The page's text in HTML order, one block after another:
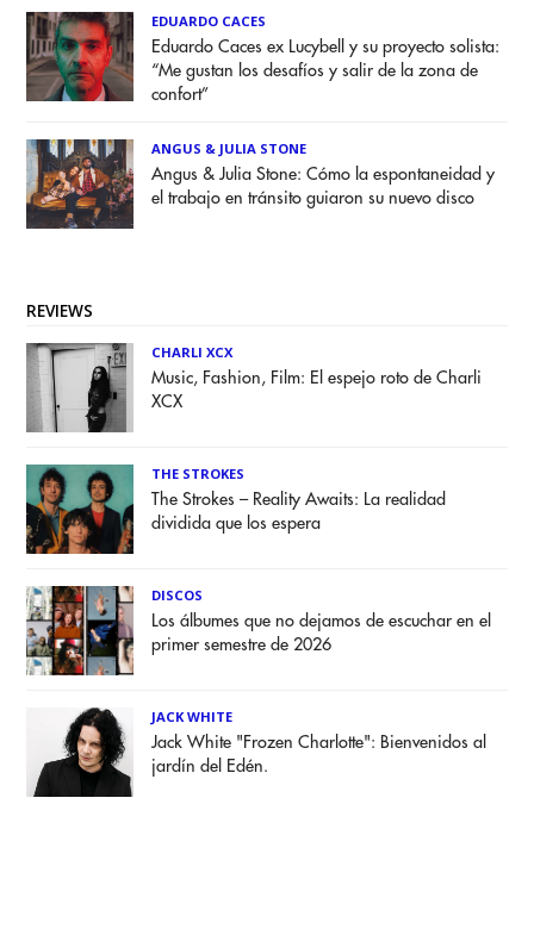
EDUARDO CACES
Eduardo Caces ex Lucybell y su proyecto solista:
“Me gustan los desafíos y salir de la zona de
confort”
ANGUS & JULIA STONE
Angus & Julia Stone: Cómo la espontaneidad y
el trabajo en tránsito guiaron su nuevo disco
REVIEWS
CHARLI XCX
Music, Fashion, Film: El espejo roto de Charli
XCX
THE STROKES
The Strokes – Reality Awaits: La realidad
dividida que los espera
DISCOS
Los álbumes que no dejamos de escuchar en el
primer semestre de 2026
JACK WHITE
Jack White "Frozen Charlotte": Bienvenidos al
jardín del Edén.